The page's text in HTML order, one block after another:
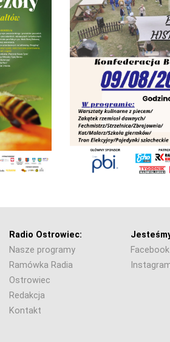
Radio Ostrowiec:
Nasze programy
Ramówka Radia
Ostrowiec
Redakcja
Kontakt
Facebook